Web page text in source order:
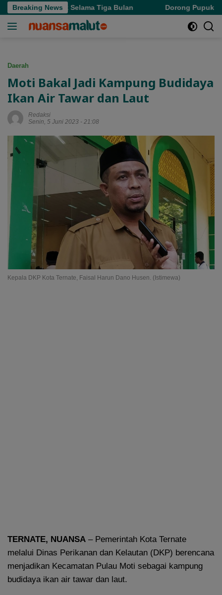
Langsung
ke
Breaking News
Pajak Selama Tiga Bulan Dorong Pupuk
Daerah
Moti Bakal Jadi Kampung Budidaya
Ikan Air Tawar dan Laut
Redaksi
Senin, 5 Juni 2023 - 21:08
Kepala DKP Kota Ternate, Faisal Harun Dano Husen. (Istimewa)
TERNATE, NUANSA – Pemerintah Kota Ternate
melalui Dinas Perikanan dan Kelautan (DKP) berencana
menjadikan Kecamatan Pulau Moti sebagai kampung
budidaya ikan air tawar dan laut.